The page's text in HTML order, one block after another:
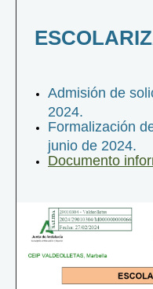
Admisión de
2024.
Formalización
junio de 2024.
Documento